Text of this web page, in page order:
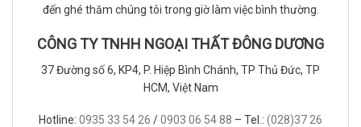
đến ghé thăm chúng tôi trong giờ làm việc bình thường.
CÔNG TY TNHH NGOẠI THẤT ĐÔNG DƯƠNG
37 Đường số 6, KP4, P. Hiệp Bình Chánh, TP Thủ Đức, TP
HCM, Việt Nam
Hotline: 0935 33 54 26 /0903 06 54 88 – Tel.: (028)37 26